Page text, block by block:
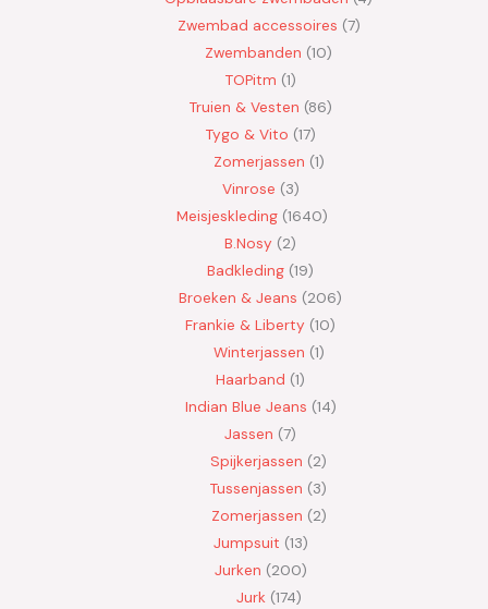
Zwembad accessoires 7
Zwembanden 10
TOPitm 1
Truien & Vesten 86
Tygo & Vito 17
Zomerjassen 1
Vinrose 3
Meisjeskleding 1640
B.Nosy
2
Badkleding 19
Broeken & Jeans
206
Frankie & Liberty 10
Winterjassen 1
Haarband 1
Indian Blue Jeans 14
Jassen 7
Spijkerjassen
2
Tussenjassen
3
Zomerjassen 2
Jumpsuit 13
Jurken 200
Jurk 174